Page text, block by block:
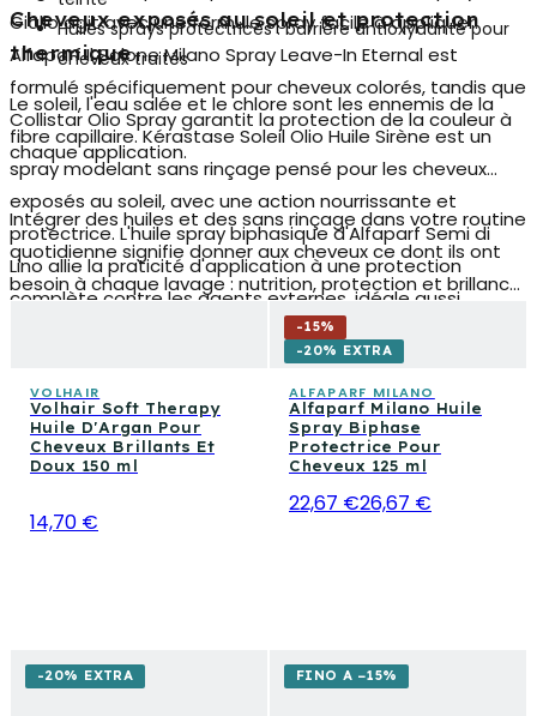
Giallo agit avec une formule spray facile à appliquer.
Alfaparf Il Salone Milano Spray Leave-In Eternal est
formulé spécifiquement pour cheveux colorés, tandis que
Collistar Olio Spray garantit la protection de la couleur à
chaque application.
Huiles sprays protectrices : barrière antioxydante pour
cheveux traités
Cheveux exposés au soleil et protection
thermique
Le soleil, l'eau salée et le chlore sont les ennemis de la
fibre capillaire. Kérastase Soleil Olio Huile Sirène est un
spray modelant sans rinçage pensé pour les cheveux
exposés au soleil, avec une action nourrissante et
protectrice. L'huile spray biphasique d'Alfaparf Semi di
Lino allie la praticité d'application à une protection
complète contre les agents externes, idéale aussi
comme préparation avant les outils à chaleur.
Intégrer des huiles et des sans rinçage dans votre routine
quotidienne signifie donner aux cheveux ce dont ils ont
besoin à chaque lavage : nutrition, protection et brillance
stable dans le temps. Si tu explores un soin complet,
découvre aussi les catégories connexes dédiées aux
masques capillaires nourrissants et aux traitements
spécifiques pour le cuir chevelu, pour construire un rituel
de soin des cheveux sur mesure.
VOLHAIR
Volhair Soft Therapy
Huile D'Argan Pour
Cheveux Brillants Et
Doux 150 ml
14,70 €
-15%
-20% EXTRA
ALFAPARF MILANO
Alfaparf Milano Huile
Spray Biphase
Protectrice Pour
Cheveux 125 ml
22,67 €26,67 €
-20% EXTRA FINO A −15%